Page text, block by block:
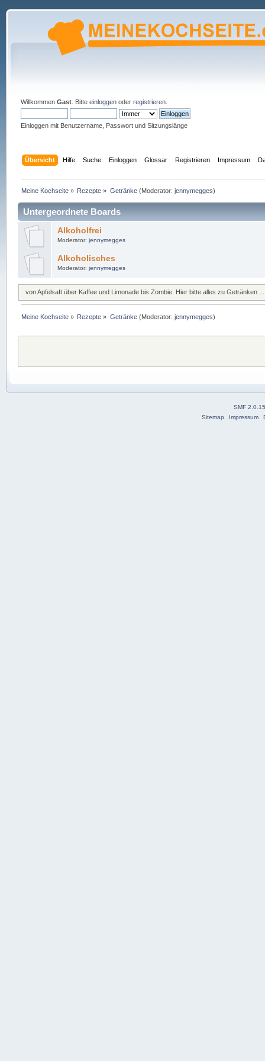
Willkommen Gast. Bitte einloggenoder registrieren.
Einloggen mit Benutzername, Passwort und Sitzungslänge
Übersicht Hilfe Suche Einloggen Glossar Registrieren Impressum
Meine Kochseite » Rezepte » Getränke(Moderator: jennymegges)
Untergeordnete Boards
Alkoholfrei
Moderator: jennymegges
Alkoholisches
Moderator: jennymegges
von Apfelsaft über Kaffee und Limonade bis Zombie. Hier bitte alles zu Getränken ...
Meine Kochseite » Rezepte » Getränke(Moderator: jennymegges)
SMF
Sitemap
Impressum